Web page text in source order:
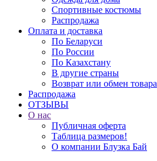
Спортивные костюмы
Распродажа
Оплата и доставка
По Беларуси
По России
По Казахстану
В другие страны
Возврат или обмен товара
Распродажа
ОТЗЫВЫ
О нас
Публичная оферта
Таблица размеров!
О компании Блузка Бай